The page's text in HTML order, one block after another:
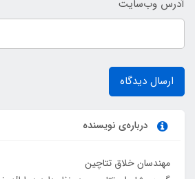
آدرس وب‌سایت
ارسال دیدگاه
درباره‌ی نویسنده
مهندسان خلاق تتاچین